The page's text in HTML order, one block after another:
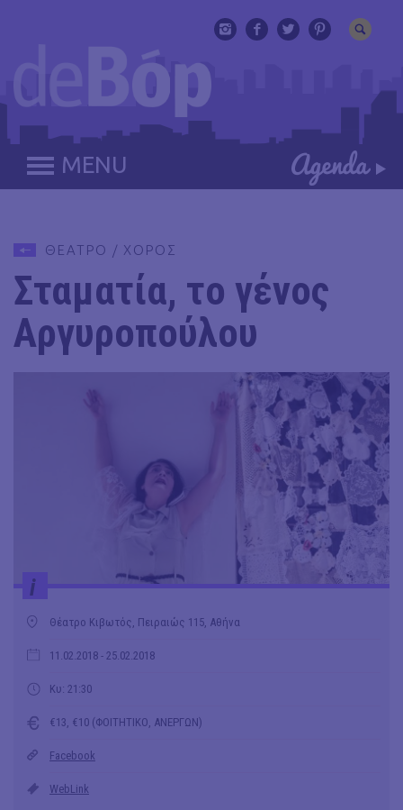
MENU
ΘΕΑΤΡΟ / ΧΟΡΟΣ
Σταματία, το γένος
Αργυροπούλου
i
Θέατρο Κιβωτός, Πειραιώς 115, Αθήνα
11.02.2018 - 25.02.2018
Κυ: 21:30
€13, €10 (ΦΟΙΤΗΤΙΚΟ, ΑΝΕΡΓΩΝ)
Facebook
WebLink